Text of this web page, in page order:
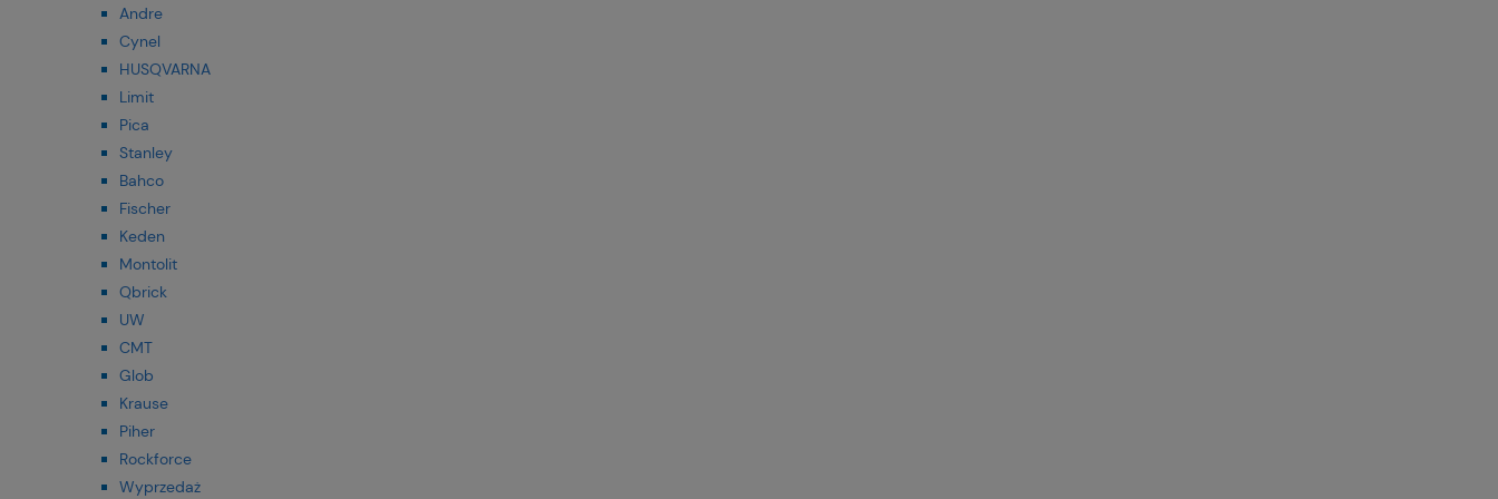
Andre
Cynel
HUSQVARNA
Limit
Pica
Stanley
Bahco
Fischer
Keden
Montolit
Qbrick
UW
CMT
Glob
Krause
Piher
Rockforce
Wyprzedaż